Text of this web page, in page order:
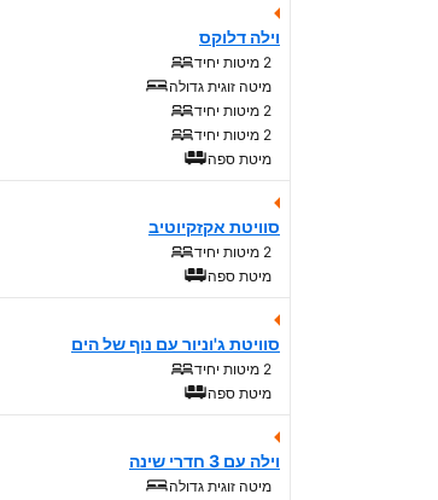
וילה דלוקס
2 מיטות יחיד
מיטה זוגית גדולה
2 מיטות יחיד
2 מיטות יחיד
מיטת ספה
סוויטת אקזקיוטיב
2 מיטות יחיד
מיטת ספה
סוויטת ג'וניור עם נוף של הים
2 מיטות יחיד
מיטת ספה
וילה עם 3 חדרי שינה
מיטה זוגית גדולה